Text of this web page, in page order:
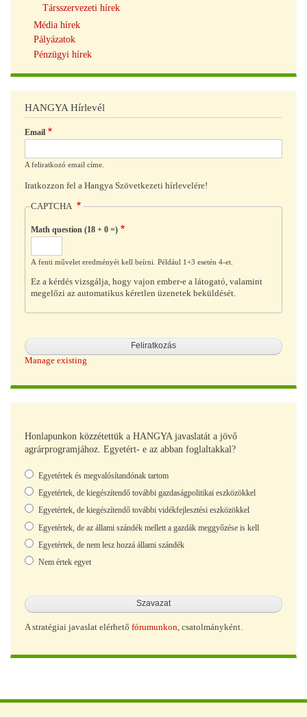
Társszervezeti hírek
Média hírek
Pályázatok
Pénzügyi hírek
HANGYA Hírlevél
Email
A feliratkozó email címe.
Iratkozzon fel a Hangya Szövetkezeti hírlevelére!
CAPTCHA
Math question (18 + 0 =)
A fenti művelet eredményét kell beírni. Például 1+3 esetén 4-et.
Ez a kérdés vizsgálja, hogy vajon ember-e a látogató, valamint
megelőzi az automatikus kéretlen üzenetek beküldését.
Manage existing
Honlapunkon közzétettük a HANGYA javaslatát a jövő
agrárprogramjához. Egyetért- e az abban foglaltakkal?
Választások
Egyetértek és megvalósítandónak tartom
Egyetértek, de kiegészítendő további gazdaságpolitikai eszközökkel
Egyetértek, de kiegészítendő további vidékfejlesztési eszközökkel
Egyetértek, de az állami szándék mellett a gazdák meggyőzése is kell
Egyetértek, de nem lesz hozzá állami szándék
Nem értek egyet
A stratégiai javaslat elérhető fórumunkon, csatolmányként.